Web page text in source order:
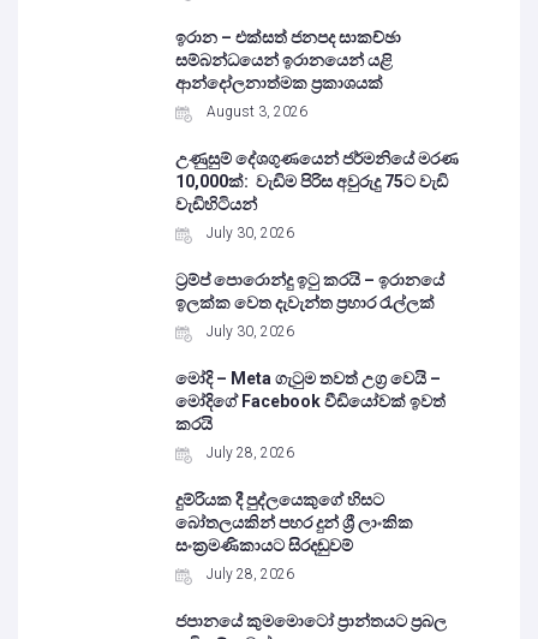
ඉරාන – එක්සත් ජනපද සාකච්ඡා
සම්බන්ධයෙන් ඉරානයෙන් යළි
ආන්දෝලනාත්මක ප්‍රකාශයක්
August 3, 2026
උණුසුම් දේශගුණයෙන් ජර්මනියේ මරණ
10,000ක්: වැඩිම පිරිස අවුරුදු 75ට වැඩි
වැඩිහිටියන්
July 30, 2026
ට්‍රම්ප් පොරොන්දු ඉටු කරයි – ඉරානයේ
ඉලක්ක වෙත දැවැන්ත ප්‍රහාර රැල්ලක්
July 30, 2026
මෝදි – Meta ගැටුම තවත් උග්‍ර වෙයි –
මෝදිගේ Facebook වීඩියෝවක් ඉවත්
කරයි
July 28, 2026
දුම්රියක දී පුද්ලයෙකුගේ හිසට
බෝතලයකින් පහර දුන් ශ්‍රී ලාංකික
සංක්‍රමණිකායට සිරදඬුවම්
July 28, 2026
ජපානයේ කුමමොටෝ ප්‍රාන්තයට ප්‍රබල